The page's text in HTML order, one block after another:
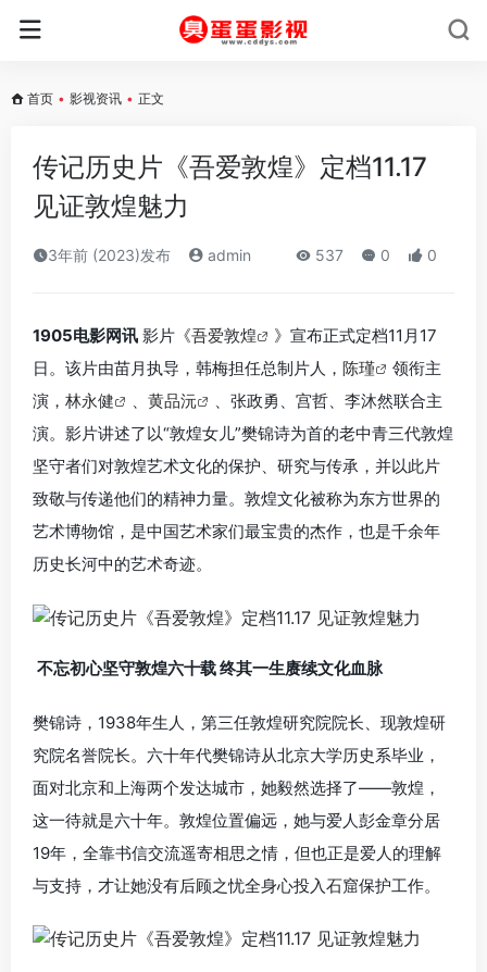
首页 • 影视资讯 • 正文
传记历史片《吾爱敦煌》定档11.17
见证敦煌魅力
3年前 (2023)发布 admin 537 0 0
1905电影网讯 影片《吾爱敦煌
》宣布正式定档11月17
日。该片由苗月执导，韩梅担任总制片人， 陈瑾
领衔主
演， 林永健 、 黄品沅
、张政勇、宫哲、李沐然联合主
演。影片讲述了以“敦煌女儿”樊锦诗为首的老中青三代敦煌
坚守者们对敦煌艺术文化的保护、研究与传承，并以此片
致敬与传递他们的精神力量。敦煌文化被称为东方世界的
艺术博物馆，是中国艺术家们最宝贵的杰作，也是千余年
历史长河中的艺术奇迹。
不忘初心坚守敦煌六十载 终其一生赓续文化血脉
樊锦诗，1938年生人，第三任敦煌研究院院长、现敦煌研
究院名誉院长。六十年代樊锦诗从北京大学历史系毕业，
面对北京和上海两个发达城市，她毅然选择了——敦煌，
这一待就是六十年。敦煌位置偏远，她与爱人彭金章分居
19年，全靠书信交流遥寄相思之情，但也正是爱人的理解
与支持，才让她没有后顾之忧全身心投入石窟保护工作。